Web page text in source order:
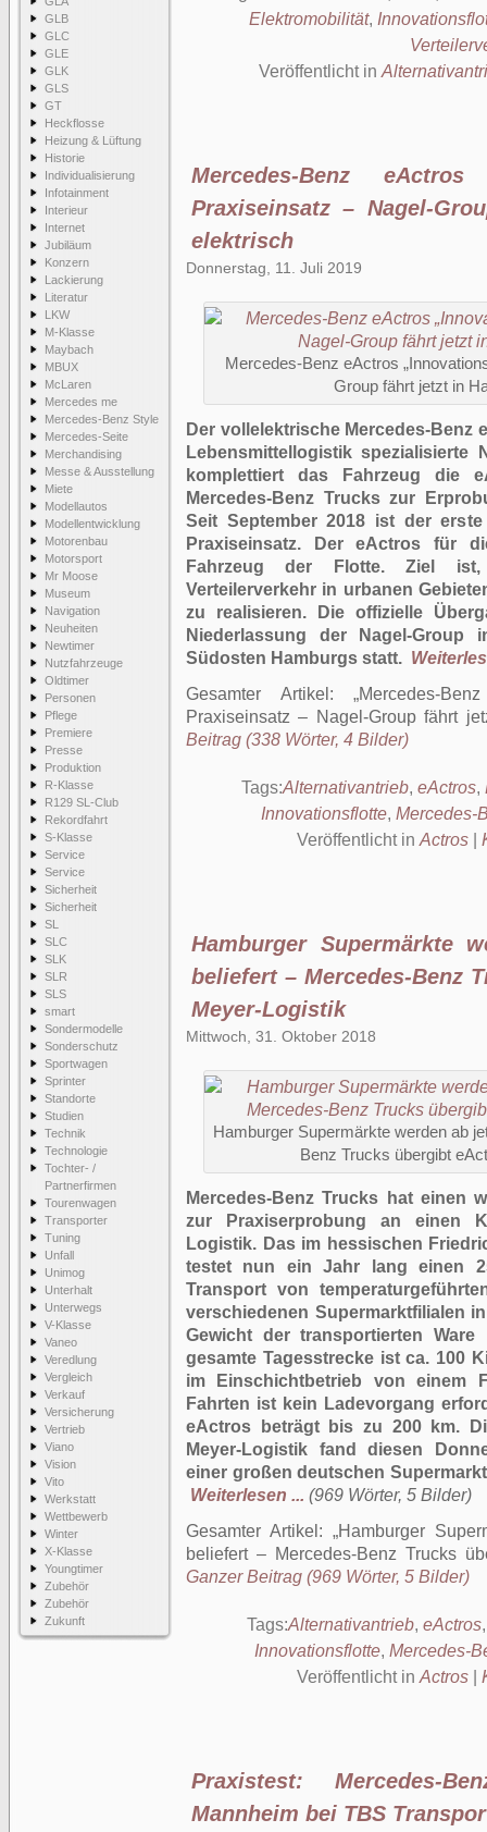
GLB
GLC
GLE
GLK
GLS
GT
Heckflosse
Heizung & Lüftung
Historie
Individualisierung
Infotainment
Interieur
Internet
Jubiläum
Konzern
Lackierung
Literatur
LKW
M-Klasse
Maybach
MBUX
McLaren
Mercedes me
Mercedes-Benz Style
Mercedes-Seite
Merchandising
Messe & Ausstellung
Miete
Modellautos
Modellentwicklung
Motorenbau
Motorsport
Mr Moose
Museum
Navigation
Neuheiten
Newtimer
Nutzfahrzeuge
Oldtimer
Personen
Pflege
Premiere
Presse
Produktion
R-Klasse
R129 SL-Club
Rekordfahrt
S-Klasse
Service
Service
Sicherheit
Sicherheit
SL
SLC
SLK
SLR
SLS
smart
Sondermodelle
Sonderschutz
Sportwagen
Sprinter
Standorte
Studien
Technik
Technologie
Tochter- /
Partnerfirmen
Tourenwagen
Transporter
Tuning
Unfall
Unimog
Unterhalt
Unterwegs
V-Klasse
Vaneo
Veredlung
Vergleich
Verkauf
Versicherung
Vertrieb
Viano
Vision
Vito
Werkstatt
Wettbewerb
Winter
X-Klasse
Youngtimer
Zubehör
Zubehör
Zukunft
Elektromobilität,
Veröffentlicht in
Mercedes-Benz
Praxiseinsatz – Nagel-
elektrisch
Donnerstag, 11. Juli 2019
Mercedes-Benz eActros
Group fährt jetzt in
Der vollelektrische Mercedes-
Lebensmittellogistik spezialisierte
komplettiert das Fahrzeug die
Mercedes-Benz Trucks zur
Seit September 2018 ist der
Praxiseinsatz. Der eActros für
Fahrzeug der Flotte. Ziel
Verteilerverkehr in urbanen
zu realisieren. Die offizielle
Niederlassung der Nagel-Group
Südosten Hamburgs statt.
Gesamter Artikel: Mercedes-
Praxiseinsatz – Nagel-Group fährt
Beitrag (338 Wörter, 4 Bilder)
Tags:Alternativantrieb, eActros,
Innovationsflotte, Mercedes-
Veröffentlicht in Actros
Hamburger Supermärkte
beliefert – Mercedes-Benz
Meyer-Logistik
Mittwoch, 31. Oktober 2018
Hamburger Supermärkte werden ab
Benz Trucks übergibt
Mercedes-Benz Trucks hat einen
zur Praxiserprobung an einen
Logistik. Das im hessischen
testet nun ein Jahr lang einen
Transport von
verschiedenen Supermarktfilialen
Gewicht der transportierten
gesamte Tagesstrecke ist ca. 100
im Einschichtbetrieb von einem
Fahrten ist kein Ladevorgang
eActros beträgt bis zu 200 km.
Meyer-Logistik fand diesen
einer großen deutschen
Weiterlesen ... (969 Wörter, 5 Bilder)
Gesamter Artikel:
Hamburger
beliefert – Mercedes-Benz Trucks
Ganzer Beitrag (969 Wörter, 5 Bilder)
Tags:Alternativantrieb, eActros
Innovationsflotte, Mercedes-
Veröffentlicht in Actros
Praxistest: Mercedes-
Mannheim bei TBS